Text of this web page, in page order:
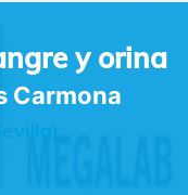
y orina
Carmona